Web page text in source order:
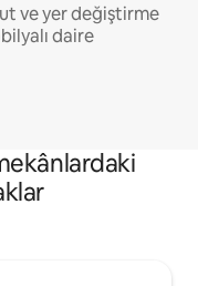
ve yer değiştirme
daire